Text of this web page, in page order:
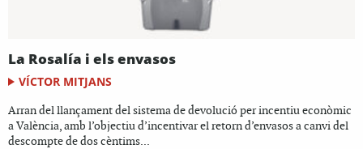
La Rosalía i els envasos
VÍCTOR MITJANS
Arran del llançament del sistema de devolució per incentiu econòmic
a València, amb l’objectiu d’incentivar el retorn d’envasos a canvi del
descompte de dos cèntims...